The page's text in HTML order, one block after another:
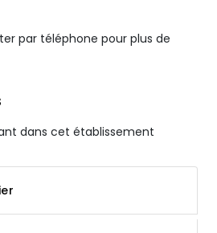
par téléphone pour plus de
dans cet établissement